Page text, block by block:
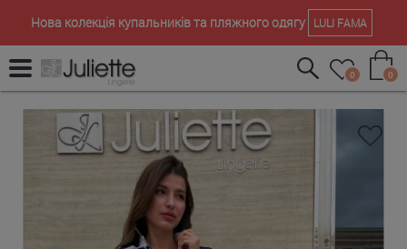
Нова колекція купальників та пляжного одягу LULI FAMA
0 0